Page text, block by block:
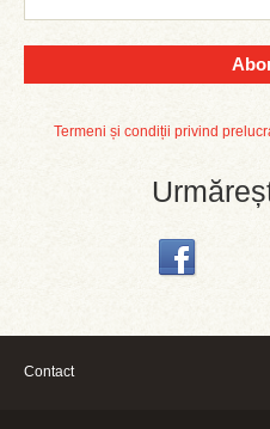
Termeni și condiții privind
Contact